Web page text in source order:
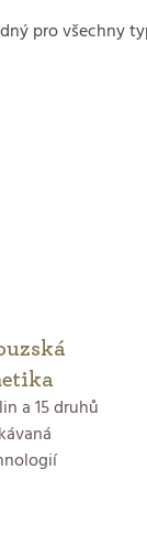
pro všechny
a 15 druhů